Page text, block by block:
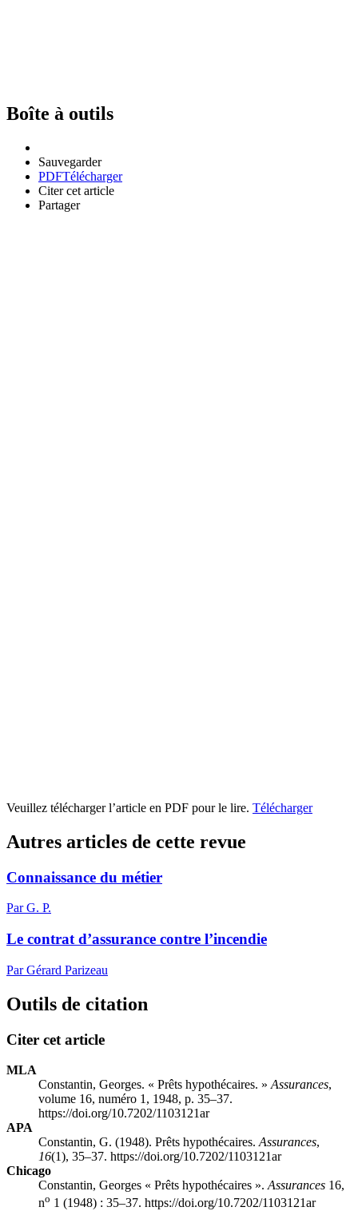
Boîte à outils
Sauvegarder
PDFTélécharger
Citer cet article
Partager
Veuillez télécharger l’article en PDF pour le lire. Télécharger
Autres articles de cette revue
Connaissance du métier
Par G. P.
Le contrat d’assurance contre l’incendie
Par Gérard Parizeau
Outils de citation
Citer cet article
MLA
Constantin, Georges. « Prêts hypothécaires. » Assurances,
volume 16, numéro 1, 1948, p. 35–37.
https://doi.org/10.7202/1103121ar
APA
Constantin, G. (1948). Prêts hypothécaires. Assurances,
16(1), 35–37. https://doi.org/10.7202/1103121ar
Chicago
Constantin, Georges « Prêts hypothécaires ». Assurances 16,
no 1 (1948) : 35–37. https://doi.org/10.7202/1103121ar